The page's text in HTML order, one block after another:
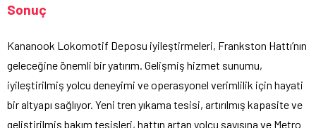
Sonuç
Kananook Lokomotif Deposu iyileştirmeleri, Frankston Hattı’nın
geleceğine önemli bir yatırım. Gelişmiş hizmet sunumu,
iyileştirilmiş yolcu deneyimi ve operasyonel verimlilik için hayati
bir altyapı sağlıyor. Yeni tren yıkama tesisi, artırılmış kapasite ve
geliştirilmiş bakım tesisleri, hattın artan yolcu sayısına ve Metro